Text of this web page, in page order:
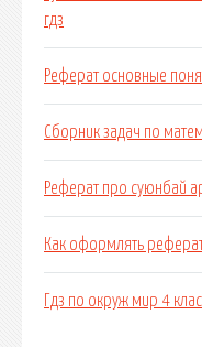
гдз
Реферат основные
Сборник задач по
Реферат про суюнбай
Как оформлять
Гдз по окруж мир 4